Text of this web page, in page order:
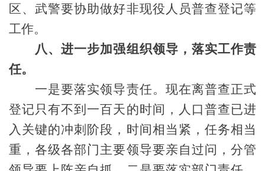
区、武警要协助做好非现役人员普查登记等
工作。
八、进一步加强组织领导，落实工作责
任。
一是要落实领导责任。现在离普查正式
登记只有不到一百天的时间，人口普查已进
入关键的冲刺阶段，时间相当紧，任务相当
重，各级各部门主要领导要亲自过问，分管